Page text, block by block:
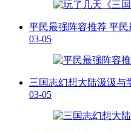
平民最强阵容推荐 平
03-05
三国志幻想大陆汲汲与
03-05